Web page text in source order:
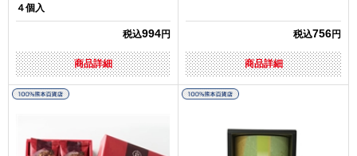
４個入
税込994円
商品詳細
税込756円
商品詳細